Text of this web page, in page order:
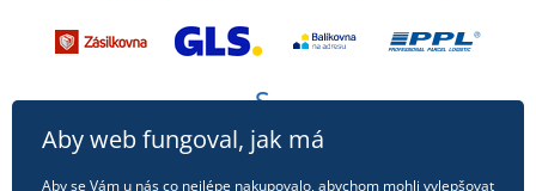
Aby web fungoval, jak má
Aby se Vám u nás co nejlépe nakupovalo, abychom mohli vylepšovat